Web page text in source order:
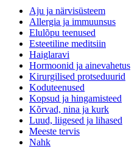
Aju ja närvisüsteem
Allergia ja immuunsus
Elulõpu teenused
Esteetiline meditsiin
Haiglaravi
Hormoonid ja ainevahetus
Kirurgilised protseduurid
Koduteenused
Kopsud ja hingamisteed
Kõrvad, nina ja kurk
Luud, liigesed ja lihased
Meeste tervis
Nahk